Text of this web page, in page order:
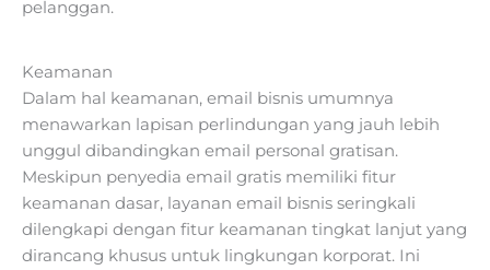
pelanggan.
Keamanan
Dalam hal keamanan, email bisnis umumnya
menawarkan lapisan perlindungan yang jauh lebih
unggul dibandingkan email personal gratisan.
Meskipun penyedia email gratis memiliki fitur
keamanan dasar, layanan email bisnis seringkali
dilengkapi dengan fitur keamanan tingkat lanjut yang
dirancang khusus untuk lingkungan korporat. Ini